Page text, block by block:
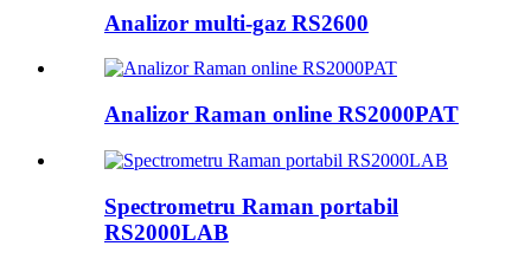
Analizor multi-gaz RS2600
Analizor Raman online RS2000PAT
Spectrometru Raman portabil
RS2000LAB